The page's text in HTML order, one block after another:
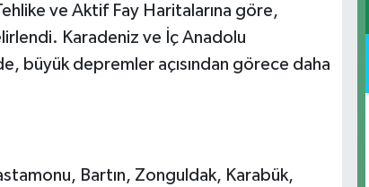
ve Aktif Fay Haritalarına göre,
Karadeniz ve İç Anadolu
büyük depremler açısından görece daha
Bartın, Zonguldak, Karabük,